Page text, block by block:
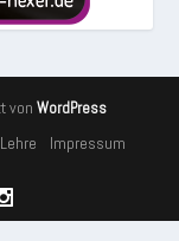
von WordPress
Impressum